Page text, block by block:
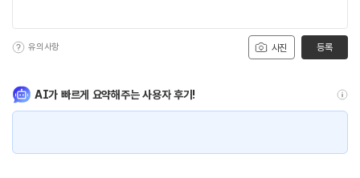
사진
유의사항 등록
AI가 빠르게 요약해주는 사용자 후기!